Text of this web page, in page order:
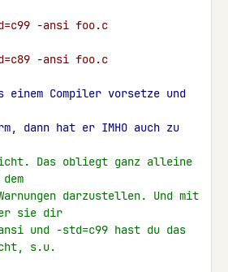
-ansi foo.c
-ansi foo.c
einem Compiler vorsetze und
dann hat er IMHO auch zu
Das obliegt ganz alleine
darzustellen. Und mit
sie dir
und -std=c99 hast du das
s.u.